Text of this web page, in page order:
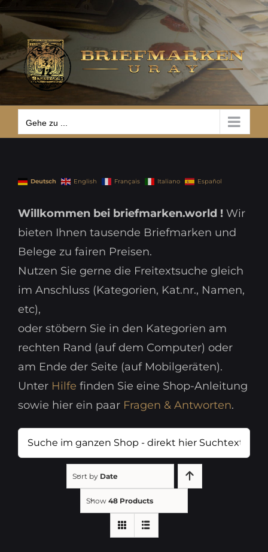
Zum
Inhalt
springen
Gehe zu ...
Gehe zu ...
Deutsch English Français Italiano Español
Willkommen bei briefmarken.world !Wir
bieten Ihnen tausende Briefmarken und
Belege zu fairen Preisen.
Nutzen Sie gerne die Freitextsuche gleich
im Anschluss (Kategorien, Kat.nr., Namen,
etc),
oder stöbern Sie in den Kategorien am
rechten Rand (auf dem Computer) oder
am Ende der Seite (auf Mobilgeräten).
Unter Hilfe finden Sie eine Shop-Anleitung
sowie hier ein paar Fragen & Antworten.
Suche
im
Sort by Date
Show 48 Products